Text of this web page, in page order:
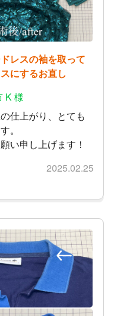
レスの袖を取って
にするお直し
K 様
仕上がり、とても
。
い申し上げます！
2025.02.25